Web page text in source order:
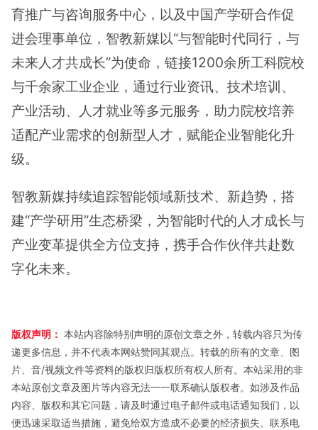
育推广与咨询服务中心，以及中国产学研合作促
进会理事单位，智教新媒以“与智能时代同行，与
未来人才共成长”为使命，链接1200余所工科院校
与千余家工业企业，通过行业资讯、技术培训、
产业活动、人才就业等多元服务，助力院校培养
适配产业需求的创新型人才，赋能企业智能化升
级。
智教新媒持续追踪智能领域新技术、新趋势，搭
建“产学研用”生态桥梁，为智能时代的人才成长与
产业变革提供全方位支持，携手合作伙伴共赴数
字化未来。
版权声明： 本站内容除特别声明的原创文章之外，转载内容只为传
递更多信息，并不代表本网站赞同其观点。转载的所有的文章、图
片、音/视频文件等资料的版权归版权所有权人所有。本站采用的非
本站原创文章及图片等内容无法一一联系确认版权者。如涉及作品
内容、版权和其它问题，请及时通过电子邮件或电话通知我们，以
便迅速采取适当措施，避免给双方造成不必要的经济损失。联系电